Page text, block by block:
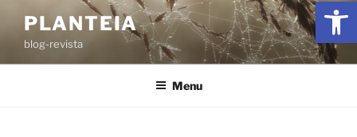
PLANTEIA
blog-revista
Menu